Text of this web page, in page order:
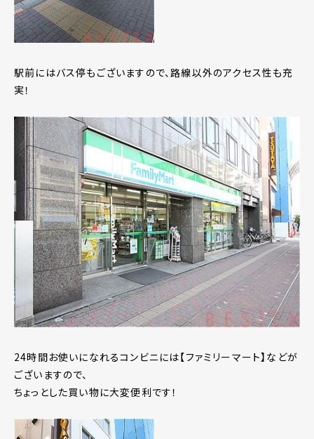
駅前にはバス停もございますので、路線以外のアクセス性も充
実！
24時間お使いになれるコンビニには【ファミリーマート】などが
ございますので、
ちょっとした買い物に大変便利です！